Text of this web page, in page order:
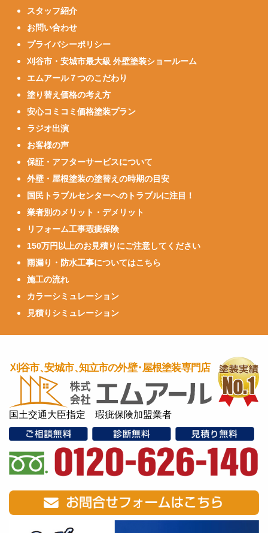
スタッフ紹介
お問い合わせ
プライバシーポリシー
刈谷市・安城市最大級 外壁塗装ショールーム
エムアール７つのこだわり
塗り替え価格の考え方
安心コミコミ価格塗装プラン
ラジオ出演
お客様の声
保証・アフターサービスについて
外壁・屋根塗装の塗替えの時期の目安
国民トラブルセンターへのトラブルに注目！
業者別のメリット・デメリット
リフォーム工事瑕疵保険
150万円以上のお見積りにご注意してください
雨漏り・防水工事についてはこちら
施工の流れ
カラーシミュレーション
見積りシミュレーション
国土交通大臣指定 瑕疵保険加盟業者